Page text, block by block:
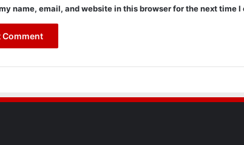
name, email, and website in this browser for the next time I